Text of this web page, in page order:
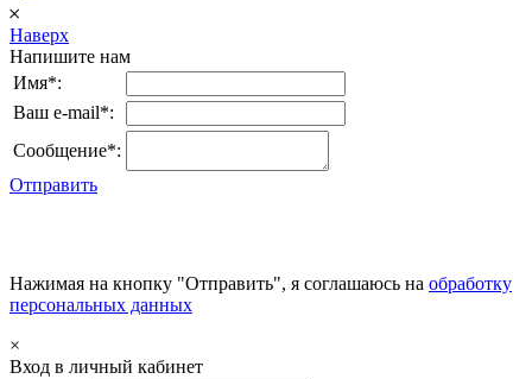
𐄂
Наверх
Напишите нам
Имя*:
Ваш e-mail*:
Сообщение*:
Отправить
Нажимая на кнопку "Отправить", я соглашаюсь на обработку
персональных данных
×
Вход в личный кабинет